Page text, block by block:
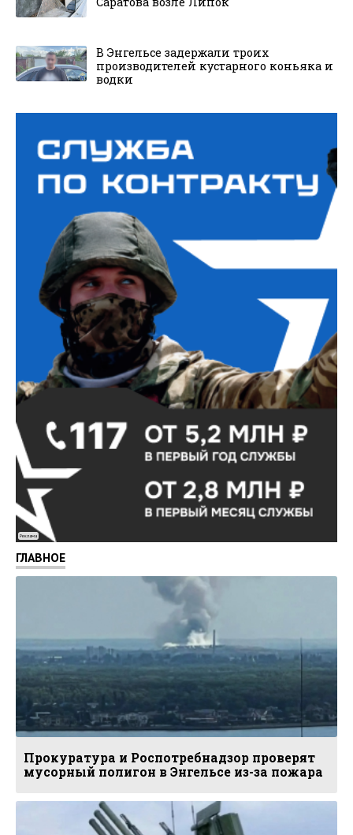
В Энгельсе задержали троих
производителей кустарного коньяка и
водки
Реклама
ГЛАВНОЕ
Прокуратура и Роспотребнадзор проверят
мусорный полигон в Энгельсе из-за пожара